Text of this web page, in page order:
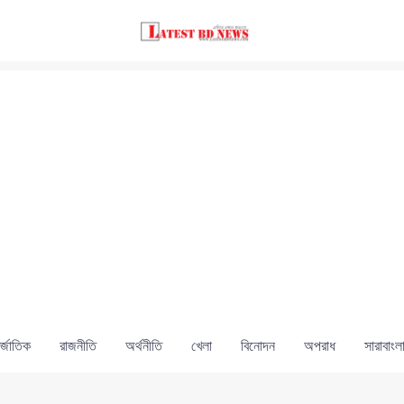
রাজনীতি অর্থনীতি খেলা বিনোদন অপরাধ সারাবাংলা